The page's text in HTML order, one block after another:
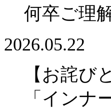
何卒ご理
2026.05.22
【お詫び
「インナ